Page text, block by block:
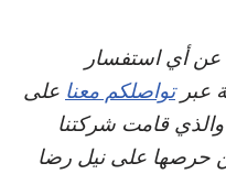
عن أي استفسار
عبرتواصلكم معنا على
الرقم 00905616139885 والذي قامت شركتنا
حرصها على نيل رضا